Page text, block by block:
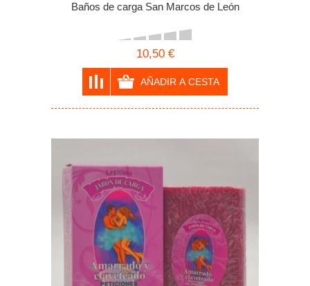
Baños de carga San Marcos de León
10,50 €